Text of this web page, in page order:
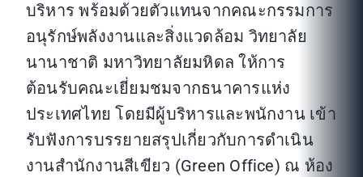
บริหาร พร้อมด้วยตัวแทนจากคณะกรรมการ
อนุรักษ์พลังงานและสิ่งแวดล้อม วิทยาลัย
นานาชาติ มหาวิทยาลัยมหิดล ให้การ
ต้อนรับคณะเยี่ยมชมจากธนาคารแห่ง
ประเทศไทย โดยมีผู้บริหารและพนักงาน เข้า
รับฟังการบรรยายสรุปเกี่ยวกับการดำเนิน
งานสำนักงานสีเขียว (Green Office) ณ ห้อง